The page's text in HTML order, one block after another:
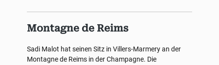
Montagne de Reims
Sadi Malot hat seinen Sitz in Villers-Marmery an der
Montagne de Reims in der Champagne. Die